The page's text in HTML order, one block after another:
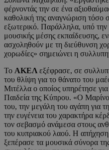
φέρνοντάς την σε ένα
καθολική της αναγνώριση τόσο
εξωτερικό. Παράλληλα, υπό την
μουσικής μέσης εκπαίδευσης,
ασχοληθούν με τη διεύθυνση
χορωδίες» σημειώνει η
Το ΑΚΕΛ εξέφρασε, σε
του θλίψη για το θάνατο του
Μιτέλλα ο οποίος υπηρέτησε
Παιδεία της Κύπρου. «Ο
του, την μεγάλη του αγάπη για
την ευγένεια του χαρακτήρα
τον σεβασμό ανάμεσα στους
του κυπριακού λαού. Η απήχηση
ξεπέρασε τα μουσικά σύνορα